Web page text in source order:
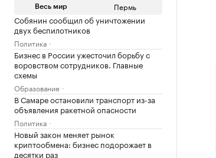
Весь мир Пермь
Собянин сообщил об уничтожении
двух беспилотников
Политика
Бизнес в России ужесточил борьбу с
воровством сотрудников. Главные
схемы
Образование
В Самаре остановили транспорт из-за
объявления ракетной опасности
Политика
Новый закон меняет рынок
криптообмена: бизнес подорожает в
десятки раз